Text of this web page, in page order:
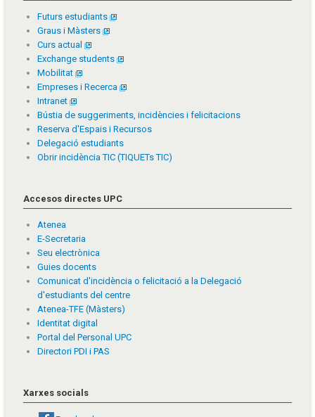
Futurs estudiants
Graus i Màsters
Curs actual
Exchange students
Mobilitat
Empreses i Recerca
Intranet
Bústia de suggeriments, incidències i felicitacions
Reserva d'Espais i Recursos
Delegació estudiants
Obrir incidència TIC (TIQUETs TIC)
Accesos directes UPC
Atenea
E-Secretaria
Seu electrònica
Guies docents
Comunicat d'incidència o felicitació a la Delegació
d'estudiants del centre
Atenea-TFE (Màsters)
Identitat digital
Portal del Personal UPC
Directori PDI i PAS
Xarxes socials